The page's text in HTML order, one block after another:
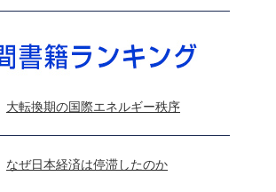
大転換期の国際エネルギー秩序
なぜ日本経済は停滞したのか